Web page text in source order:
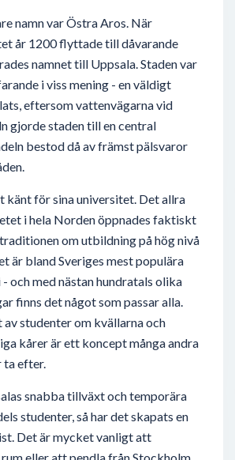
namn var Östra Aros. När
år 1200 flyttade till dåvarande
namnet till Uppsala. Staden var
i viss mening - en väldigt
eftersom vattenvägarna vid
gjorde staden till en central
bestod då av främst pälsvaror
känt för sina universitet. Det allra
i hela Norden öppnades faktiskt
om utbildning på hög nivå
är bland Sveriges mest populära
och med nästan hundratals olika
finns det något som passar alla.
studenter om kvällarna och
kårer är ett koncept många andra
ta efter.
snabba tillväxt och temporära
studenter, så har det skapats en
Det är mycket vanligt att